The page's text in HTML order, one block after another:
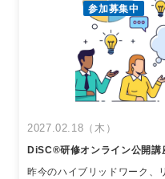
参加募集中
2027.02.18（木）
DiSC®︎研修オンライン公開講
昨今のハイブリッドワーク、